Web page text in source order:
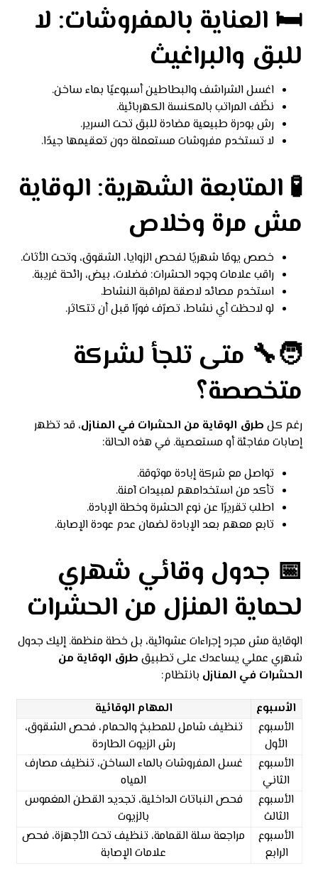
🛏️ العناية بالمفروشات: لا
للبق والبراغيث
اغسل الشراشف والبطاطين أسبوعيًا بماء ساخن.
نظّف المراتب بالمكنسة الكهربائية.
رش بودرة طبيعية مضادة للبق تحت السرير.
لا تستخدم مفروشات مستعملة دون تعقيمها جيدًا.
🧪 المتابعة الشهرية: الوقاية
مش مرة وخلاص
خصص يومًا شهريًا لفحص الزوايا، الشقوق، وتحت الأثاث.
راقب علامات وجود الحشرات: فضلات، بيض، رائحة غريبة.
استخدم مصائد لاصقة لمراقبة النشاط.
لو لاحظت أي نشاط، تصرّف فورًا قبل أن تتكاثر.
🧑‍🔧 متى تلجأ لشركة
متخصصة؟
رغم كل طرق الوقاية من الحشرات في المنازل، قد تظهر
إصابات مفاجئة أو مستعصية. في هذه الحالة:
تواصل مع شركة إبادة موثوقة.
تأكد من استخدامهم لمبيدات آمنة.
اطلب تقريرًا عن نوع الحشرة وخطة الإبادة.
تابع معهم بعد الإبادة لضمان عدم عودة الإصابة.
📅 جدول وقائي شهري
لحماية المنزل من الحشرات
الوقاية مش مجرد إجراءات عشوائية، بل خطة منظمة. إليك جدول
شهري عملي يساعدك على تطبيق طرق الوقاية من
الحشرات في المنازل بانتظام:
الأسبوع
المهام الوقائية
الأسبوع
الأول
تنظيف شامل للمطبخ والحمام، فحص الشقوق،
رش الزيوت الطاردة
الأسبوع
الثاني
غسل المفروشات بالماء الساخن، تنظيف مصارف
المياه
الأسبوع
الثالث
فحص النباتات الداخلية، تجديد القطن المغموس
بالزيوت
الأسبوع
الرابع
مراجعة سلة القمامة، تنظيف تحت الأجهزة، فحص
علامات الإصابة